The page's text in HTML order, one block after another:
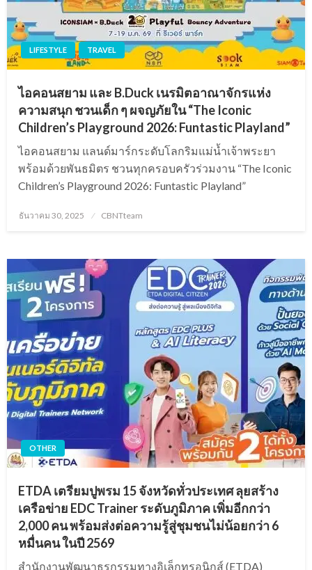
LIFESTYLE TRAVEL
ไอคอนสยาม และ B.Duck เนรมิตอาณาจักรแห่ง
ความสนุก ชวนเด็ก ๆ ผจญภัยใน “The Iconic
Children’s Playground 2026: Funtastic Playland”
ไอคอนสยาม แลนด์มาร์กระดับโลกริมแม่น้ำเจ้าพระยา
พร้อมด้วยพันธมิตร ชวนทุกครอบครัวร่วมงาน “The Iconic
Children’s Playground 2026: Funtastic Playland”
Posted
ธันวาคม 30, 2025 CBNTteam
OTHER
ETDA เตรียมปูพรม 15 จังหวัดทั่วประเทศ ลุยสร้าง
เครือข่าย EDC Trainer ระดับภูมิภาค เพิ่มอีกกว่า
2,000 คน พร้อมส่งต่อความรู้สู่ชุมชนไม่น้อยกว่า 6
หมื่นคน ในปี 2569
สำนักงานพัฒนาธุรกรรมทางอิเล็กทรอนิกส์ (ETDA)